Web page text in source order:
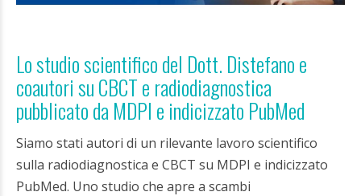
Lo studio scientifico del Dott. Distefano e
coautori su CBCT e radiodiagnostica
pubblicato da MDPI e indicizzato PubMed
Siamo stati autori di un rilevante lavoro scientifico
sulla radiodiagnostica e CBCT su MDPI e indicizzato
PubMed. Uno studio che apre a scambi